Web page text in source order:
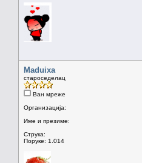
Maduixa
староседелац
Ван мреже
Организација:
Име и презиме:
Струка:
Поруке: 1.014